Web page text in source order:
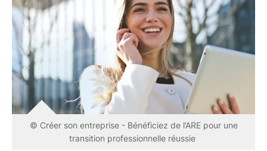
© Créer son entreprise - Bénéficiez de l’ARE pour une
transition professionnelle réussie